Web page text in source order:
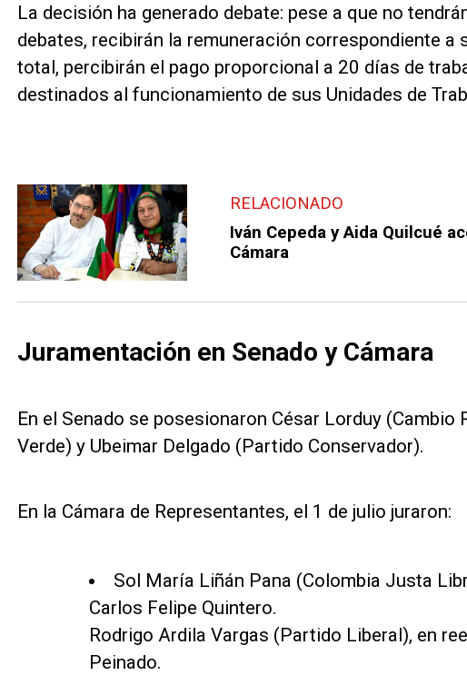
La decisión ha generado debate: pese a que no
debates, recibirán la remuneración correspondiente a
total, percibirán el pago proporcional a 20 días de
destinados al funcionamiento de sus Unidades de
RELACIONADO
Iván Cepeda y Aida Quilcué
Cámara
Juramentación en Senado y Cámara
En el Senado se posesionaron César Lorduy (Cambio
Verde) y Ubeimar Delgado (Partido Conservador).
En la Cámara de Representantes, el 1 de julio juraron:
Sol María Liñán Pana (Colombia Justa
Carlos Felipe Quintero.
Rodrigo Ardila Vargas (Partido Liberal), en
Peinado.